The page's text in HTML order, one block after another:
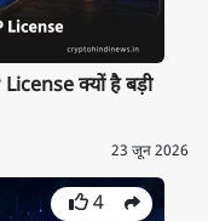
क्यों है बड़ी
23 जून 2026
4